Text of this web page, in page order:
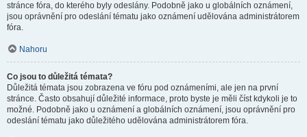
stránce fóra, do kterého byly odeslány. Podobně jako u globálních oznámení,
jsou oprávnění pro odeslání tématu jako oznámení udělována administrátorem
fóra.
Nahoru
Co jsou to důležitá témata?
Důležitá témata jsou zobrazena ve fóru pod oznámeními, ale jen na první
stránce. Často obsahují důležité informace, proto byste je měli číst kdykoli je to
možné. Podobně jako u oznámení a globálních oznámení, jsou oprávnění pro
odeslání tématu jako důležitého udělována administrátorem fóra.